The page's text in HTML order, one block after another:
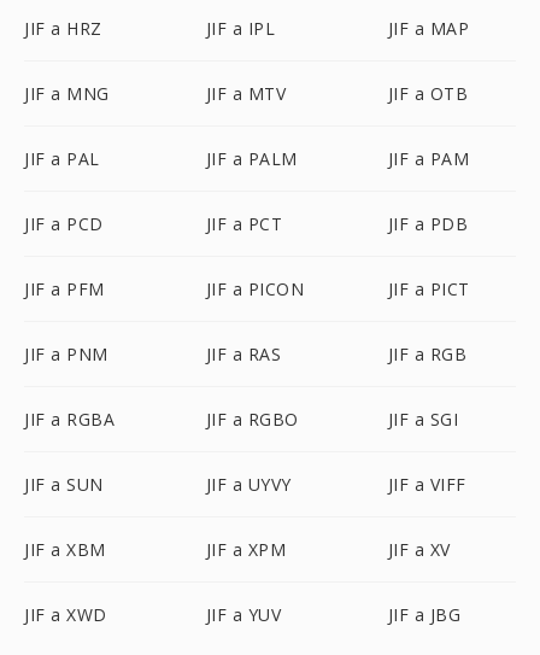
JIF a HRZ JIF a IPL JIF a MAP
JIF a MNG JIF a MTV JIF a OTB
JIF a PAL JIF a PALM JIF a PAM
JIF a PCD JIF a PCT JIF a PDB
JIF a PFM JIF a PICON JIF a PICT
JIF a PNM JIF a RAS JIF a RGB
JIF a RGBA JIF a RGBO JIF a SGI
JIF a SUN JIF a UYVY JIF a VIFF
JIF a XBM JIF a XPM JIF a XV
JIF a XWD JIF a YUV JIF a JBG